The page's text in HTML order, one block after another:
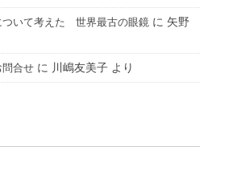
ついて考えた 世界最古の眼鏡 に 矢野
問合せ に 川嶋友美子 より